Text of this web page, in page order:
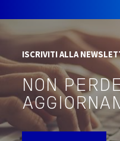
ISCRIVITI ALLA
NON